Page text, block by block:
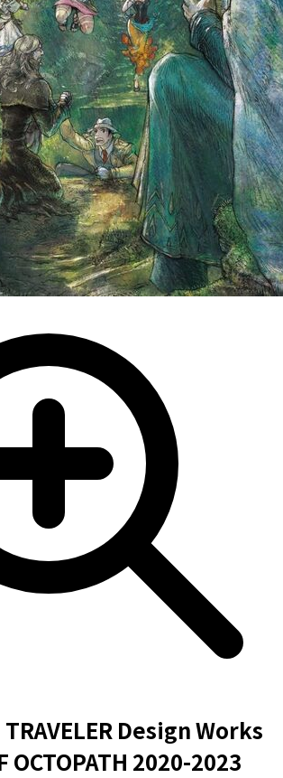
TRAVELER Design Works
OCTOPATH 2020-2023